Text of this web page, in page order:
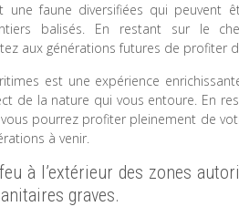
faune diversifiées qui peuvent
balisés. En restant sur le
aux générations futures de profiter
est une expérience
de la nature qui vous entoure. En
pourrez profiter pleinement de
à venir.
à l’extérieur des zones
graves.